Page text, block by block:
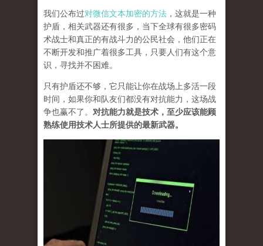
我们公布过对微信文本加密的方法 ，这就是一种
护盾，相关武器还有很多，当下全球有很多密码
术战士和真正的有战斗力的公民社会，他们正在
不断开发和推广着很多工具，只要人们有这个意
识，寻找并不困难。
只有护盾还不够，它只能让你在战场上多活一段
时间，如果你和队友们都没有对抗能力，这场战
争也赢不了。 对抗能力就是技术，至少应该能顾
熟练使用技术人士所提供的最新武器。